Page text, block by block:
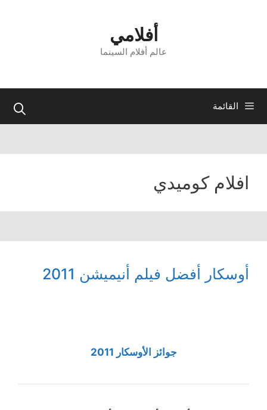
أفلامي
عالم أفلام السينما
القائمة
افلام كوميدي
أوسكار أفضل فيلم أنيميشن 2011
جوائز الأوسكار 2011